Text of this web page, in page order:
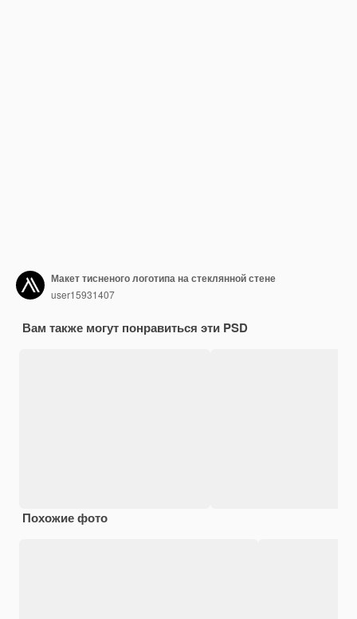
Макет тисненого логотипа на стеклянной стене
user15931407
Вам также могут понравиться эти PSD
Похожие фото